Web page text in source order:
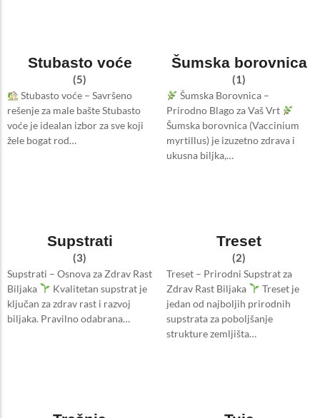
Stubasto voće
(5)
Stubasto voće – Savršeno
rešenje za male bašte Stubasto
voće je idealan izbor za sve koji
žele bogat rod…
Šumska borovnica
(1)
Šumska Borovnica –
Prirodno Blago za Vaš Vrt
Šumska borovnica (Vaccinium
myrtillus) je izuzetno zdrava i
ukusna biljka,…
Supstrati
(3)
Supstrati – Osnova za Zdrav Rast
Biljaka
Kvalitetan supstrat je
ključan za zdrav rast i razvoj
biljaka. Pravilno odabrana…
Treset
(2)
Treset – Prirodni Supstrat za
Zdrav Rast Biljaka
Treset je
jedan od najboljih prirodnih
supstrata za poboljšanje
strukture zemljišta…